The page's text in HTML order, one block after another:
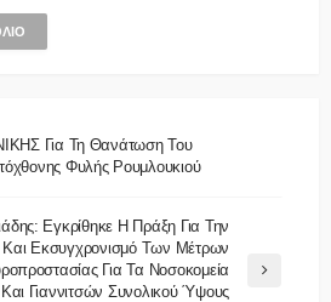
Για Τη Θανάτωση Του
Φυλής Ρουμλουκιού
Εγκρίθηκε Η Πράξη Για Την
Εκσυγχρονισμό Των Μέτρων
Για Τα Νοσοκομεία
Γιαννιτσών Συνολικού Ύψους